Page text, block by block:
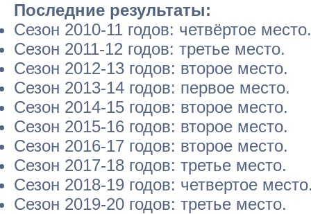
Последние результаты:
Сезон 2010-11 годов: четвёртое место.
Сезон 2011-12 годов: третье место.
Сезон 2012-13 годов: второе место.
Сезон 2013-14 годов: первое место.
Сезон 2014-15 годов: второе место.
Сезон 2015-16 годов: второе место.
Сезон 2016-17 годов: второе место.
Сезон 2017-18 годов: третье место.
Сезон 2018-19 годов: четвертое
Сезон 2019-20 годов: третье место.